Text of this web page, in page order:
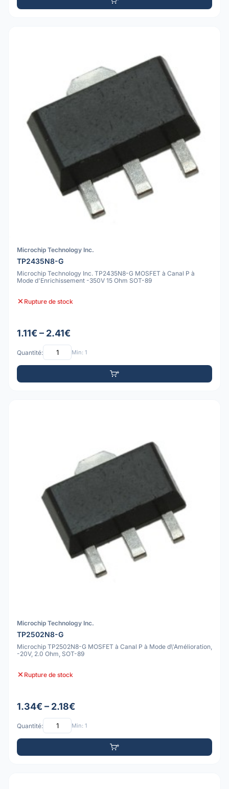
Microchip Technology Inc.
TP2435N8-G
Microchip Technology Inc. TP2435N8-G MOSFET à Canal P à
Mode d'Enrichissement -350V 15 Ohm SOT-89
Rupture de stock
1.11€ – 2.41€
Quantité: Min: 1
Microchip Technology Inc.
TP2502N8-G
Microchip TP2502N8-G MOSFET à Canal P à Mode d\'Amélioration,
-20V, 2.0 Ohm, SOT-89
Rupture de stock
1.34€ – 2.18€
Quantité: Min: 1